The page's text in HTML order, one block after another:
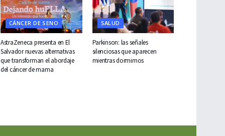
CÁNCER DE SENO
AstraZeneca presenta en El
Salvador nuevas alternativas
que transforman el abordaje
del cáncer de mama
SALUD
Parkinson: las señales
silenciosas que aparecen
mientras dormimos